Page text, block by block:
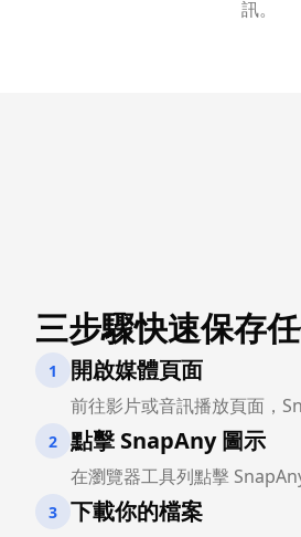
訊。
三步驟快速保存
1 開啟媒體頁面
前往影片或音訊播放頁面，
2 點擊 SnapAny 圖示
在瀏覽器工具列點擊
3 下載你的檔案